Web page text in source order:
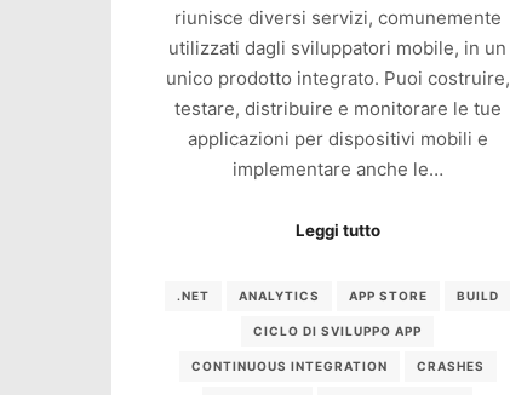
riunisce diversi servizi, comunemente
utilizzati dagli sviluppatori mobile, in un
unico prodotto integrato. Puoi costruire,
testare, distribuire e monitorare le tue
applicazioni per dispositivi mobili e
implementare anche le…
Leggi tutto
.NET ANALYTICS APP STORE BUILD
CICLO DI SVILUPPO APP
CONTINUOUS INTEGRATION CRASHES